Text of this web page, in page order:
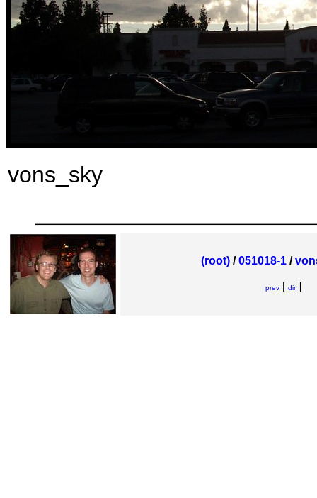
vons_sky
(root)/051018-1/
prev [ dir]